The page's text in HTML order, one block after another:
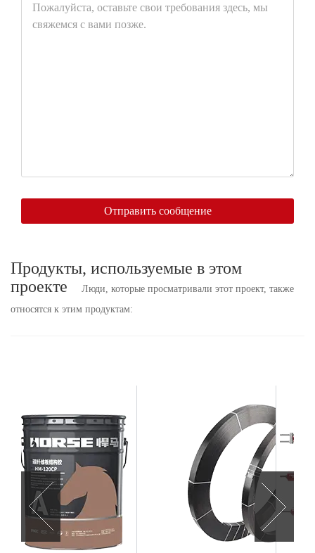
оставьте
Отправить сообщение
Продукты, используемые в этом
проекте
Люди, которые просматривали этот проект, также
относятся к этим продуктам: